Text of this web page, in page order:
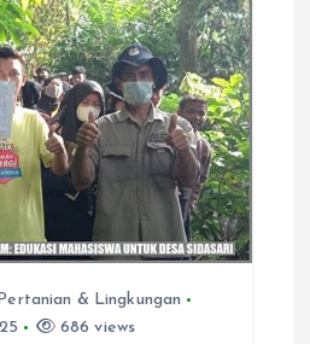
& Lingkungan
686 views